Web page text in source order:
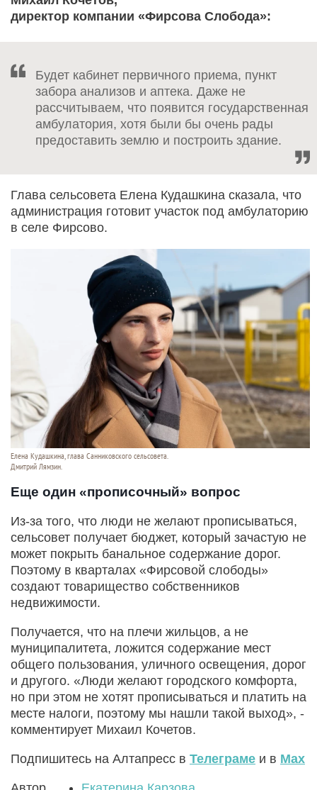
директор компании «Фирсова Слобода»:
Будет кабинет первичного приема, пункт
забора анализов и аптека. Даже не
рассчитываем, что появится государственная
амбулатория, хотя были бы очень рады
предоставить землю и построить здание.
Глава сельсовета Елена Кудашкина сказала, что
администрация готовит участок под амбулаторию
в селе Фирсово.
Елена Кудашкина, глава Санниковского сельсовета.
Дмитрий Лямзин.
Еще один «прописочный» вопрос
Из-за того, что люди не желают прописываться,
сельсовет получает бюджет, который зачастую не
может покрыть банальное содержание дорог.
Поэтому в кварталах «Фирсовой слободы»
создают товарищество собственников
недвижимости.
Получается, что на плечи жильцов, а не
муниципалитета, ложится содержание мест
общего пользования, уличного освещения, дорог
и другого. «Люди желают городского комфорта,
но при этом не хотят прописываться и платить на
месте налоги, поэтому мы нашли такой выход», -
комментирует Михаил Кочетов.
Подпишитесь на Алтапресс в Телеграме и в Max